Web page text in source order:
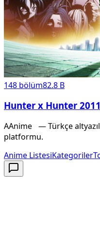
148 bölüm82.8 B
Hunter x Hunter 2011
AAnime — Türkçe
platformu.
Anime ListesiKategoriler